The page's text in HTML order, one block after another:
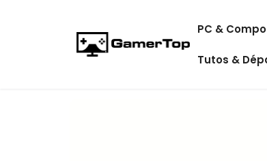
PC &
Tutos &